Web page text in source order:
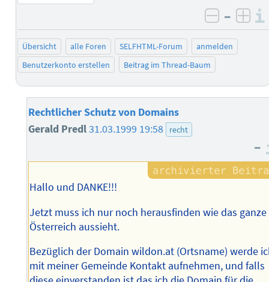
negativ
–
Übersicht alle Foren SELFHTML-Forum
anmelden
Benutzerkonto erstellen
Beitrag im Thread-Baum
Rechtlicher Schutz von Domains
Gerald Predl31.03.1999 19:58 recht
–
Hallo und DANKE!!!
Jetzt muss ich nur noch herausfinden wie das
Österreich aussieht.
Bezüglich der Domain wildon.at (Ortsname) werde
mit meiner Gemeinde Kontakt aufnehmen, und falls